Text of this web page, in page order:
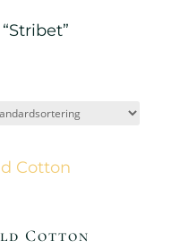
Cotton